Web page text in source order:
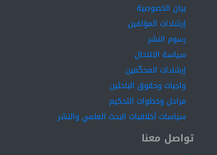
بيان الخصوصية
إرشادات المؤلفين
رسوم النشر
سياسة الانتحال
إرشادات المحكّمين
واجبات وحقوق الباحثين
مراحل وخطوات التحكيم
سياسات أخلاقيات البحث العلمي والنشر
تواصل معنا